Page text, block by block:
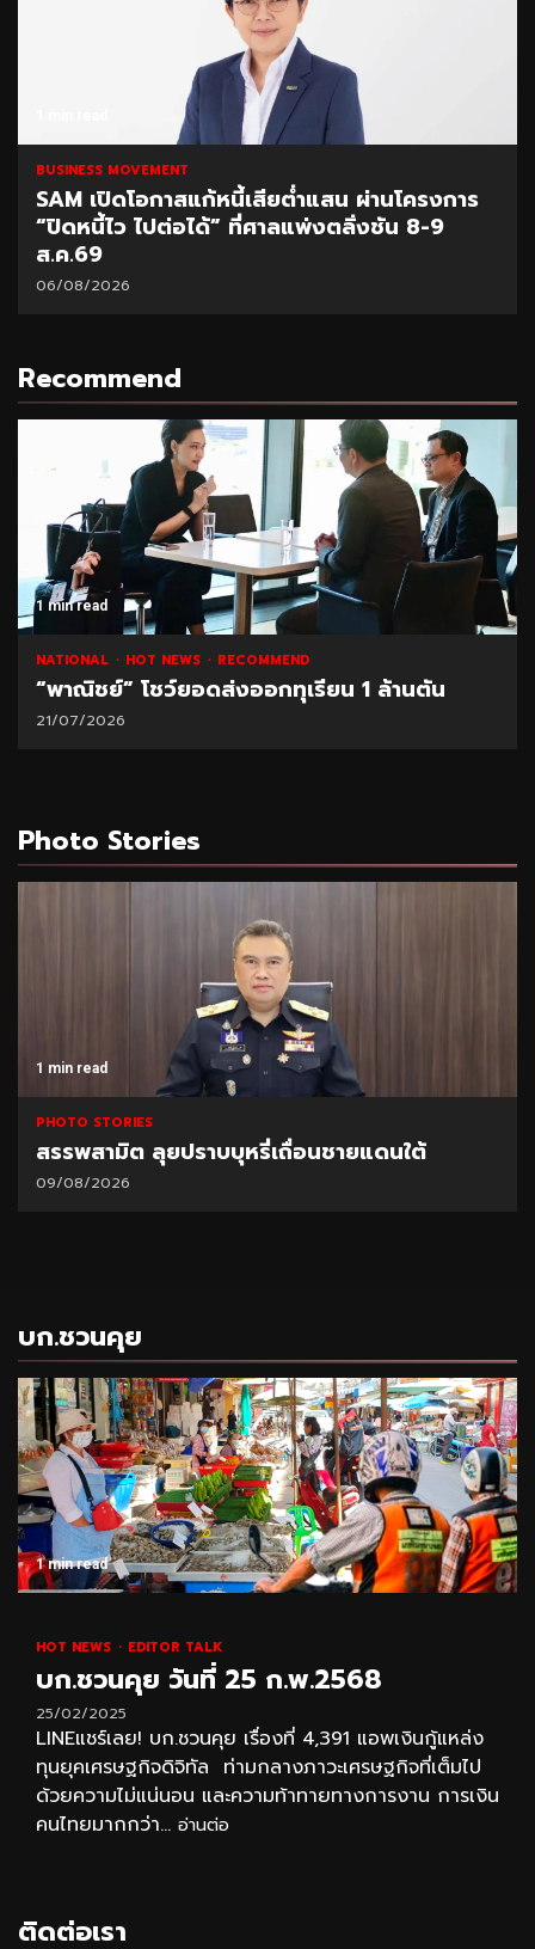
BUSINESS MOVEMENT
SAM เปิดโอกาสแก้หนี้เสียต่ำแสน ผ่านโครงการ
“ปิดหนี้ไว ไปต่อได้” ที่ศาลแพ่งตลิ่งชัน 8-9
ส.ค.69
06/08/2026
Recommend
1 min read
NATIONAL HOT NEWS RECOMMEND
“พาณิชย์” โชว์ยอดส่งออกทุเรียน 1 ล้านตัน
21/07/2026
Photo Stories
1 min read
PHOTO STORIES
สรรพสามิต ลุยปราบบุหรี่เถื่อนชายแดนใต้
09/08/2026
บก.ชวนคุย
1 min read
HOT NEWS EDITOR TALK
บก.ชวนคุย วันที่ 25 ก.พ.2568
25/02/2025
LINEแชร์เลย! บก.ชวนคุย เรื่องที่ 4,391 แอพเงินกู้แหล่ง
ทุนยุคเศรษฐกิจดิจิทัล ท่ามกลางภาวะเศรษฐกิจที่เต็มไป
ด้วยความไม่แน่นอน และความท้าทายทางการงาน การเงิน
คนไทยมากกว่า... อ่านต่อ
ติดต่อเรา